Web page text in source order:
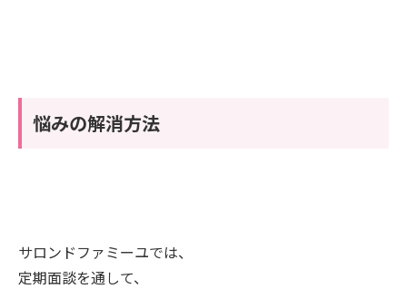
悩みの解消方法
サロンドファミーユでは、
定期面談を通して、